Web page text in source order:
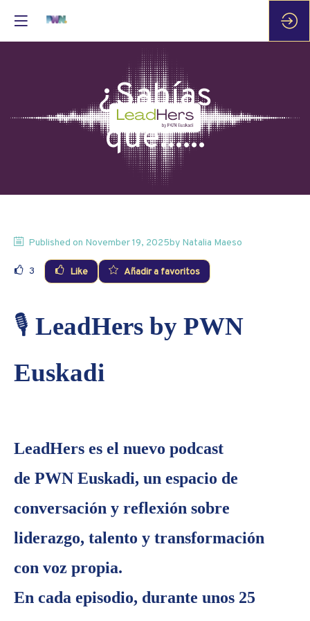
¿Sabías
que......
Published on November 19, 2025by Natalia Maeso
3 Like Añadir a favoritos
🎙️ LeadHers by PWN
Euskadi
LeadHers es el nuevo podcast
de PWN Euskadi, un espacio de
conversación y reflexión sobre
liderazgo, talento y transformación
con voz propia.
En cada episodio, durante unos 25